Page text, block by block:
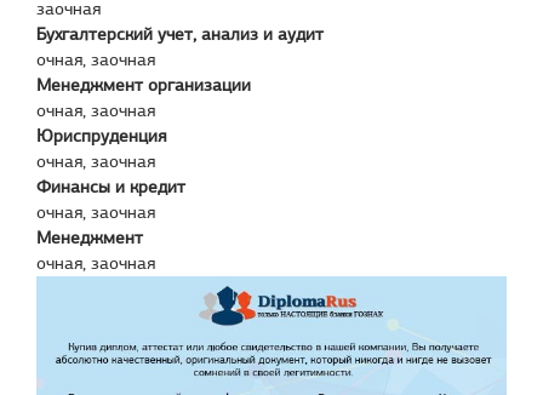
заочная
Бухгалтерский учет, анализ и аудит
очная, заочная
Менеджмент организации
очная, заочная
Юриспруденция
очная, заочная
Финансы и кредит
очная, заочная
Менеджмент
очная, заочная